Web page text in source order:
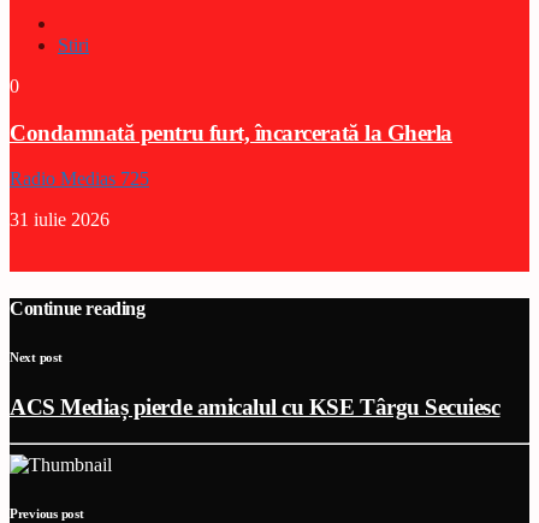
Stiri
0
Condamnată pentru furt, încarcerată la Gherla
Radio Medias 725
31 iulie 2026
Continue reading
Next post
ACS Mediaș pierde amicalul cu KSE Târgu Secuiesc
Previous post